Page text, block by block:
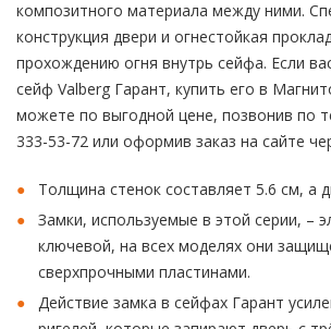
композитного материала между ними.
конструкция двери и огнестойкая
прохождению огня внутрь сейфа. Если
сейф Valberg Гарант, купить его в
можете по выгодной цене, позвонив по
333-53-72 или оформив заказ на сайте
Толщина стенок составляет 5.6 см, а
Замки, используемые в этой серии, –
ключевой, на всех моделях они
сверхпрочными пластинами.
Действие замка в сейфах Гарант